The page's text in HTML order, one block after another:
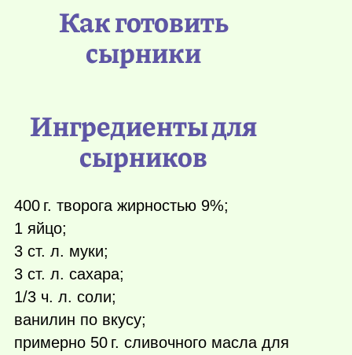
Как готовить
сырники
Ингредиенты для
сырников
400 г. творога жирностью 9%;
1 яйцо;
3 ст. л. муки;
3 ст. л. сахара;
1/3 ч. л. соли;
ванилин по вкусу;
примерно 50 г. сливочного масла для